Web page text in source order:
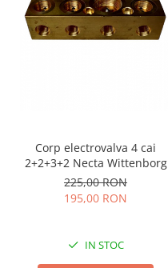
Corp electrovalva 4 cai
2+2+3+2 Necta Wittenborg
225,00 RON
195,00 RON
IN STOC